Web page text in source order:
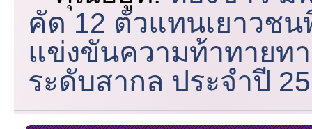
คัด 12 ตัวแทนเยาวช
แข่งขันความท้าทายท
ระดับสากล ประจำปี